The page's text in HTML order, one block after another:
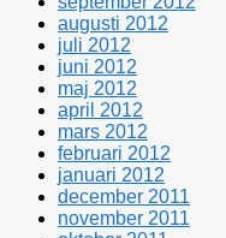
augusti 2012
juli 2012
juni 2012
maj 2012
april 2012
mars 2012
februari 2012
januari 2012
december 2011
november 2011